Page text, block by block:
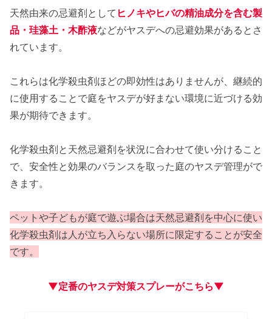
天然由来の忌避剤として ヒノキやヒバの精油成分を含む製
品・珪藻土・木酢液などがヤスデへの忌避効果があるとさ
れています。
これらは化学殺虫剤ほどの即効性はありませんが、継続的
に使用することで庭をヤスデが好まない環境に近づける効
果が期待できます。
化学殺虫剤と天然忌避剤を状況に合わせて使い分けること
で、安全性と効果のバランスを取った庭のヤスデ管理がで
きます。
ペットや子どもが庭で遊ぶ場合は天然忌避剤を中心に使い
化学殺虫剤は人が立ち入らない場所に限定することが安全
です。
▼定番のヤスデ対策スプレーがこちら▼